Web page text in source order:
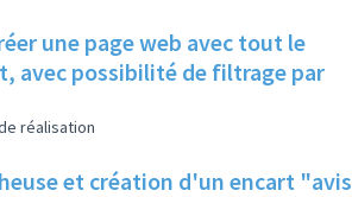
une page web avec tout le
avec possibilité de filtrage par
réalisation
et création d'un encart "avis